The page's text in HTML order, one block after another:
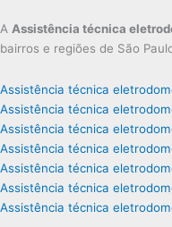
A Assistência técnica
bairros e regiões de São
Assistência técnica
Assistência técnica
Assistência técnica
Assistência técnica
Assistência técnica
Assistência técnica
Assistência técnica